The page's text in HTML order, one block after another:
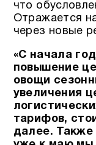
что
Отражается
через новые
«С начала
повышение
овощи
увеличения
тарифов,
далее.